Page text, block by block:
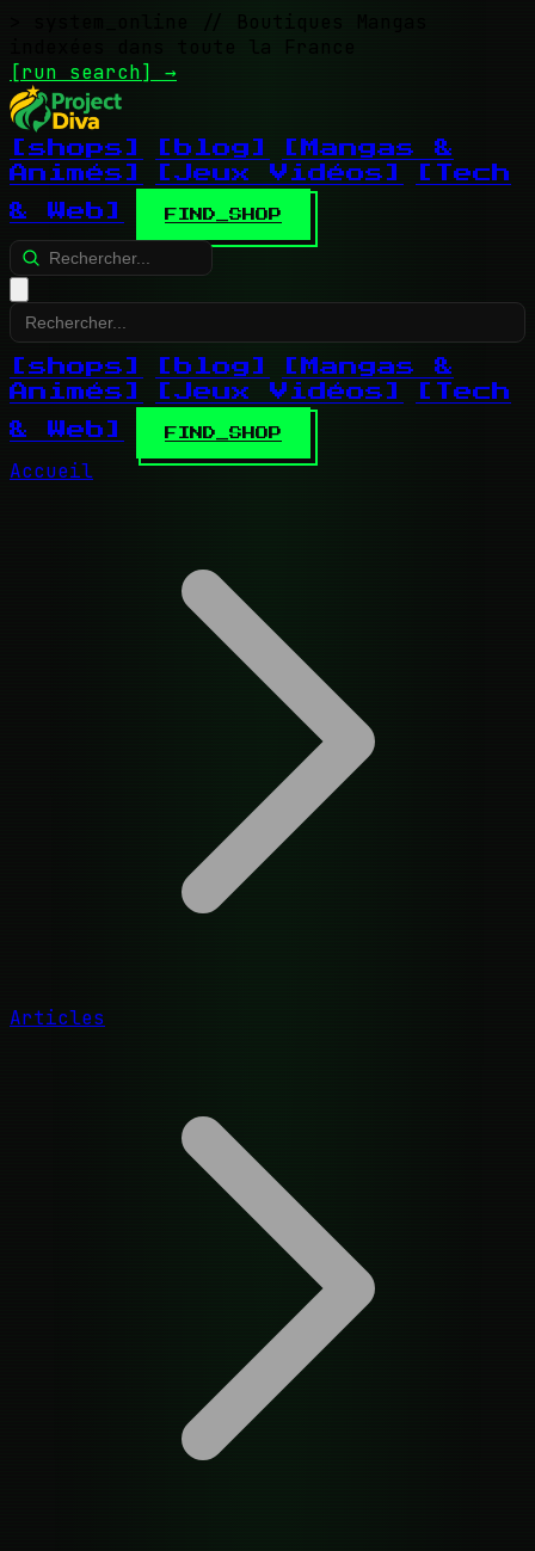
// Boutiques Mangas
indexées dans toute la France
[run search] →
[shops] [blog]
[Mangas &
Animés]
[Jeux Vidéos]
[Tech
& Web]
FIND_SHOP
[shops] [blog]
[Mangas &
Animés]
[Jeux Vidéos]
[Tech
& Web]
FIND_SHOP
Accueil
Articles